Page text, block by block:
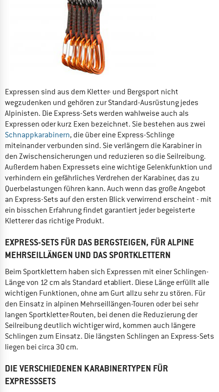
Expressen sind aus dem Kletter- und Bergsport nicht
wegzudenken und gehören zur Standard-Ausrüstung jedes
Alpinisten. Die Express-Sets werden wahlweise auch als
Expressen oder kurz Exen bezeichnet. Sie bestehen aus zwei
Schnappkarabinern, die über eine Express-Schlinge
miteinander verbunden sind. Sie verlängern die Karabiner in
den Zwischensicherungen und reduzieren so die Seilreibung.
Außerdem haben Expressets eine wichtige Gelenkfunktion und
verhindern ein gefährliches Verdrehen der Karabiner, das zu
Querbelastungen führen kann. Auch wenn das große Angebot
an Express-Sets auf den ersten Blick verwirrend erscheint - mit
ein bisschen Erfahrung findet garantiert jeder begeisterte
Kletterer das richtige Produkt.
EXPRESS-SETS FÜR DAS BERGSTEIGEN, FÜR ALPINE
MEHRSEILLÄNGEN UND DAS SPORTKLETTERN
Beim Sportklettern haben sich Expressen mit einer Schlingen-
Länge von 12 cm als Standard etabliert. Diese Länge erfüllt alle
wichtigen Funktionen, ohne am Gurt allzu sehr zu stören. Für
den Einsatz in alpinen Mehrseillängen-Touren oder bei sehr
langen Sportkletter-Routen, bei denen die Reduzierung der
Seilreibung deutlich wichtiger wird, kommen auch längere
Schlingen zum Einsatz. Die längsten Schlingen an Express-Sets
liegen bei circa 30 cm.
DIE VERSCHIEDENEN KARABINERTYPEN FÜR
EXPRESSSETS